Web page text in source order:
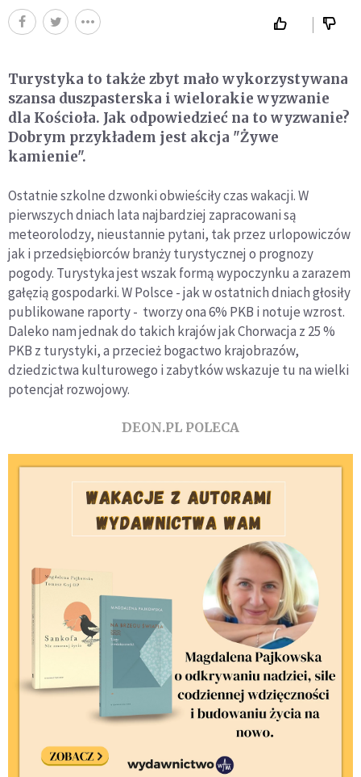
Turystyka to także zbyt mało wykorzystywana
szansa duszpasterska i wielorakie wyzwanie
dla Kościoła. Jak odpowiedzieć na to wyzwanie?
Dobrym przykładem jest akcja "Żywe
kamienie".
Ostatnie szkolne dzwonki obwieściły czas wakacji. W
pierwszych dniach lata najbardziej zapracowani są
meteorolodzy, nieustannie pytani, tak przez urlopowiczów
jak i przedsiębiorców branży turystycznej o prognozy
pogody. Turystyka jest wszak formą wypoczynku a zarazem
gałęzią gospodarki. W Polsce - jak w ostatnich dniach głosiły
publikowane raporty - tworzy ona 6% PKB i notuje wzrost.
Daleko nam jednak do takich krajów jak Chorwacja z 25 %
PKB z turystyki, a przecież bogactwo krajobrazów,
dziedzictwa kulturowego i zabytków wskazuje tu na wielki
potencjał rozwojowy.
DEON.PL POLECA